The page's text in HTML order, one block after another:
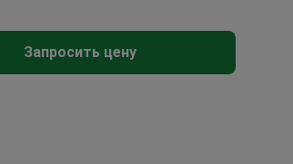
Запросить цену